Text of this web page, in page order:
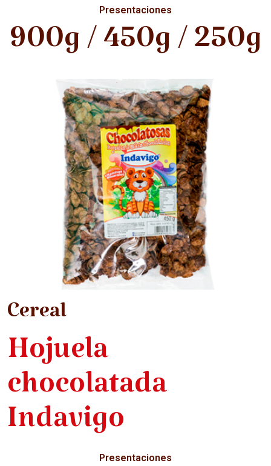
Presentaciones
900g / 450g / 250g
Cereal
Hojuela
chocolatada
Indavigo
Presentaciones